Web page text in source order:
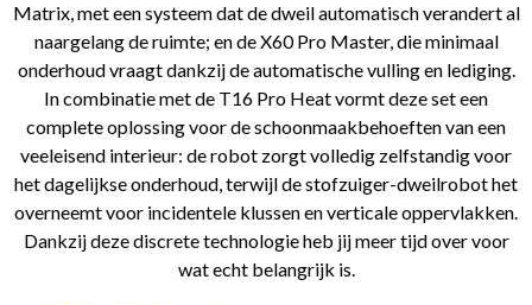
Matrix, met een systeem dat de dweil automatisch verandert al
naargelang de ruimte; en de X60 Pro Master, die minimaal
onderhoud vraagt dankzij de automatische vulling en lediging.
In combinatie met de T16 Pro Heat vormt deze set een
complete oplossing voor de schoonmaakbehoeften van een
veeleisend interieur: de robot zorgt volledig zelfstandig voor
het dagelijkse onderhoud, terwijl de stofzuiger-dweilrobot het
overneemt voor incidentele klussen en verticale oppervlakken.
Dankzij deze discrete technologie heb jij meer tijd over voor
wat echt belangrijk is.